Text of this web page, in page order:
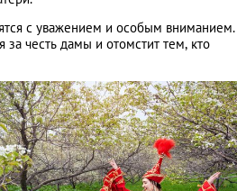
с уважением и особым вниманием.
за честь дамы и отомстит тем, кто